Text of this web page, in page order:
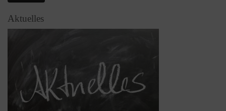
Aktuelles